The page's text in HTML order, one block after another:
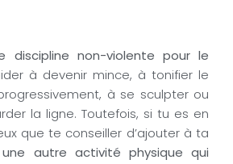
discipline non-violente pour le
à devenir mince, à tonifier le
à se sculpter ou
la ligne. Toutefois, si tu es en
que te conseiller d’ajouter à ta
une autre activité physique qui